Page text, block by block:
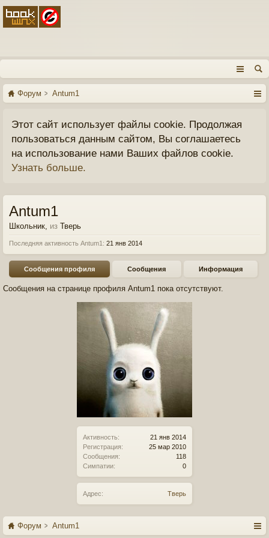
Форум Antum1
Этот сайт использует файлы cookie. Продолжая
пользоваться данным сайтом, Вы соглашаетесь
на использование нами Ваших файлов cookie.
Узнать больше.
Активность:
21 янв 2014
Регистрация:
25 мар 2010
Сообщения:
118
Симпатии:
0
Адрес: Тверь
Antum1
Школьник, из Тверь
Последняя активность Antum1: 21 янв 2014
Сообщения профиля Сообщения Информация
Сообщения на странице профиля Antum1 пока отсутствуют.
Форум Antum1